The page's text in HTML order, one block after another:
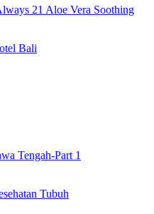
21 Aloe Vera Soothing
Bali
Tengah-Part 1
Tubuh